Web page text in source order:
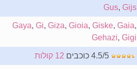
Gus ,Gijs
Gaya ,Gi ,Giza ,Gioia ,Giske ,Gaia
Gehazi ,Gigi
4.5/5 כוכבים 12 קולות